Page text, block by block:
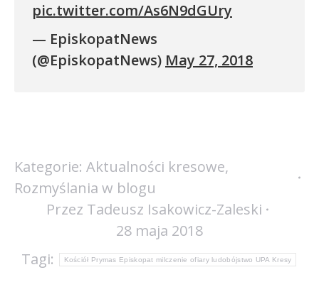
pic.twitter.com/As6N9dGUry
— EpiskopatNews
(@EpiskopatNews) May 27, 2018
Kategorie: Aktualności kresowe,
Rozmyślania w blogu
Przez Tadeusz Isakowicz-Zaleski
28 maja 2018
Tagi:
Kościół Prymas Episkopat milczenie ofiary ludobójstwo UPA Kresy